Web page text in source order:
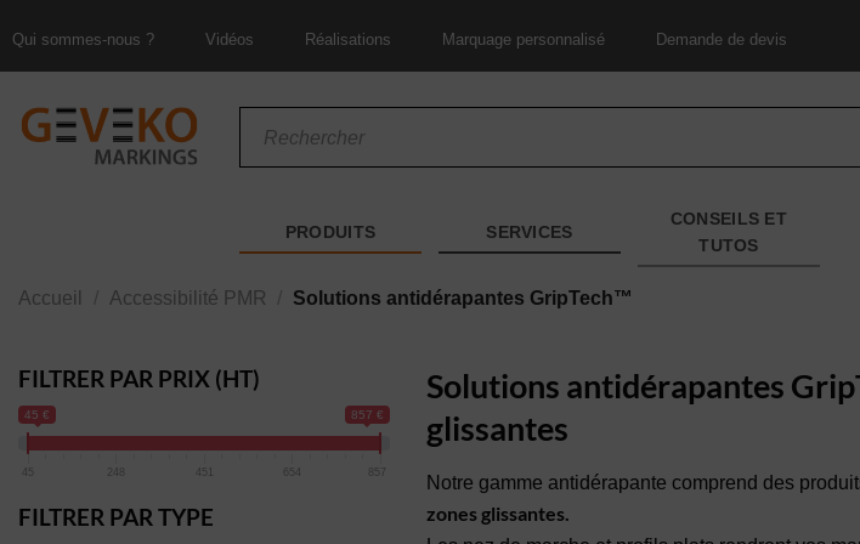
au
contenu
Qui sommes-nous ? Vidéos Réalisations Marquage personnalisé Demande de devis
produits
PRODUITS SERVICES
CONSEILS ET
TUTOS
Accueil Accessibilité PMR Solutions antidérapantes GripTech™
FILTRER PAR PRIX (HT)
45 € 857 €
45 451 654 857
FILTRER PAR TYPE
Solutions antidérapantes
glissantes
Notre gamme antidérapante comprend des
zones glissantes.